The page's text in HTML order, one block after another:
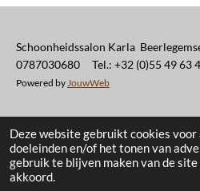
Deze website gebruikt cookies voor
doeleinden en/of het tonen van
gebruik te blijven maken van de
akkoord.
Schoonheidssalon Karla
0787030680 Tel.: +32 (0)55 49 63
Powered by JouwWeb